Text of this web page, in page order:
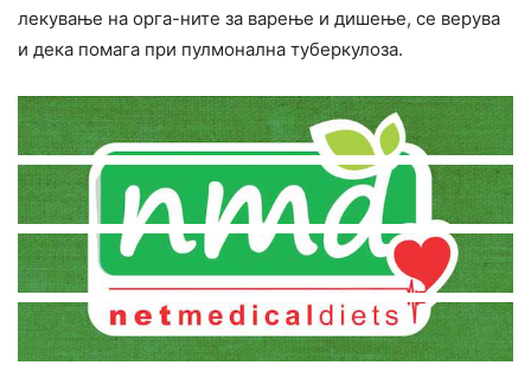
лекување на орга-ните за варење и дишење, се верува
и дека помага при пулмонална туберкулоза.